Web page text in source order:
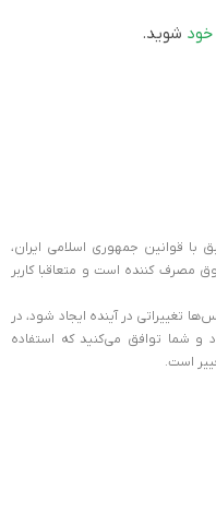
یک عدد
سه عدد , نسل ۴
خود شوید.
با قوانین جمهوری اسلامی ایران،
مصرف کننده است و متعاقبا کاربر
تغییراتی در آینده ایجاد شود، در
شما توافق می‏‌کنید که استفاده
است.